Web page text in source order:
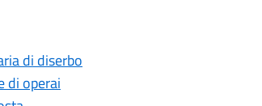
di diserbo
di operai